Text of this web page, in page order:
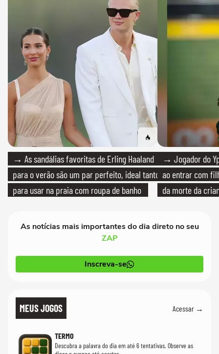
→ As sandálias favoritas de Erling Haaland
para o verão são um par perfeito, ideal tanto
para usar na praia com roupa de banho
→ Jogador do
ao entrar com
da morte da
As notícias mais importantes do dia direto no seu
ZAP
Inscreva-se
MEUS JOGOS Acessar →
TERMO
Descubra a palavra do dia em até 6 tentativas. Observe as